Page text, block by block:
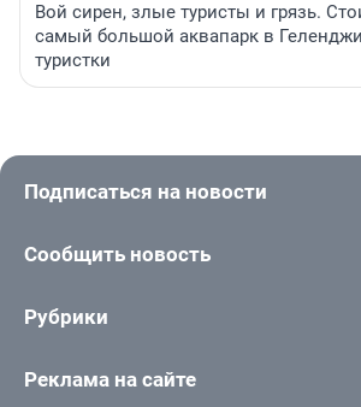
Вой сирен, злые туристы и грязь.
самый большой аквапарк в
туристки
Подписаться на новости
Сообщить новость
Рубрики
Реклама на сайте